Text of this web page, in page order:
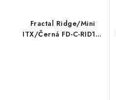
Fractal Ridge/Mini
ITX/Černá FD-C-RID1N-